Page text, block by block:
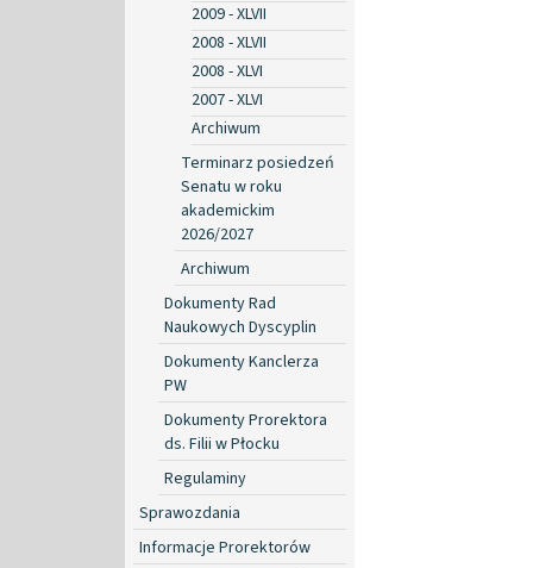
2009 - XLVII
2008 - XLVII
2008 - XLVI
2007 - XLVI
Archiwum
Terminarz posiedzeń
Senatu w roku
akademickim
2026/2027
Archiwum
Dokumenty Rad
Naukowych Dyscyplin
Dokumenty Kanclerza
PW
Dokumenty Prorektora
ds. Filii w Płocku
Regulaminy
Sprawozdania
Informacje Prorektorów